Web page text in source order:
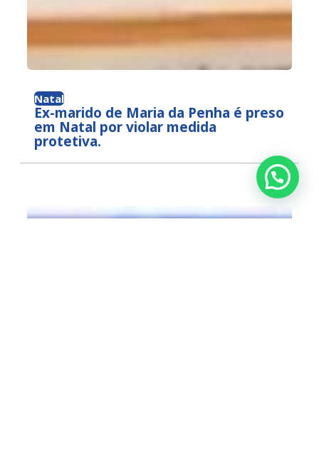
Natal
Ex-marido de Maria da Penha é preso
em Natal por violar medida
protetiva.